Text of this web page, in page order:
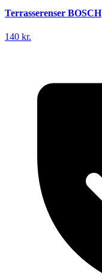
Terrasserenser BOSCH
140 kr.